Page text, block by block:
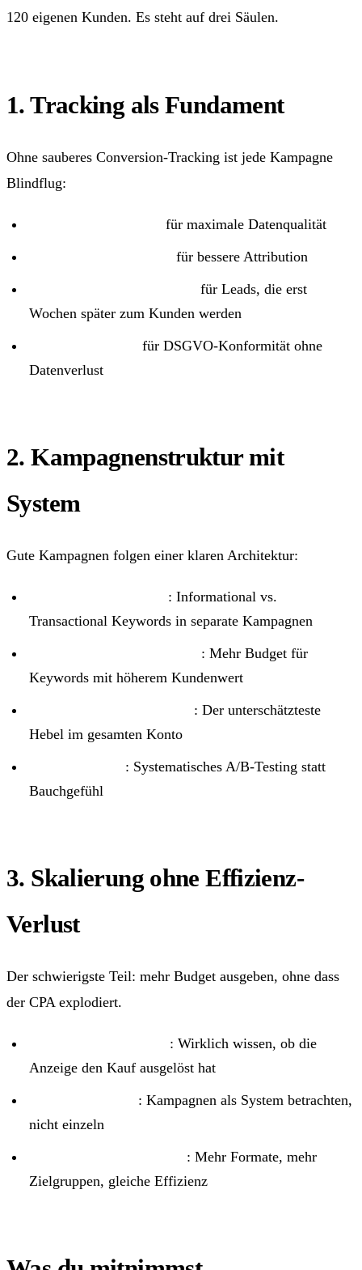
120 eigenen Kunden. Es steht auf drei Säulen.
1. Tracking als Fundament
Ohne sauberes Conversion-Tracking ist jede Kampagne
Blindflug:
für maximale Datenqualität
für bessere Attribution
für Leads, die erst
Wochen später zum Kunden werden
für DSGVO-Konformität ohne
Datenverlust
2. Kampagnenstruktur mit
System
Gute Kampagnen folgen einer klaren Architektur:
: Informational vs.
Transactional Keywords in separate Kampagnen
: Mehr Budget für
Keywords mit höherem Kundenwert
: Der unterschätzteste
Hebel im gesamten Konto
: Systematisches A/B-Testing statt
Bauchgefühl
3. Skalierung ohne Effizienz-
Verlust
Der schwierigste Teil: mehr Budget ausgeben, ohne dass
der CPA explodiert.
: Wirklich wissen, ob die
Anzeige den Kauf ausgelöst hat
: Kampagnen als System betrachten,
nicht einzeln
: Mehr Formate, mehr
Zielgruppen, gleiche Effizienz